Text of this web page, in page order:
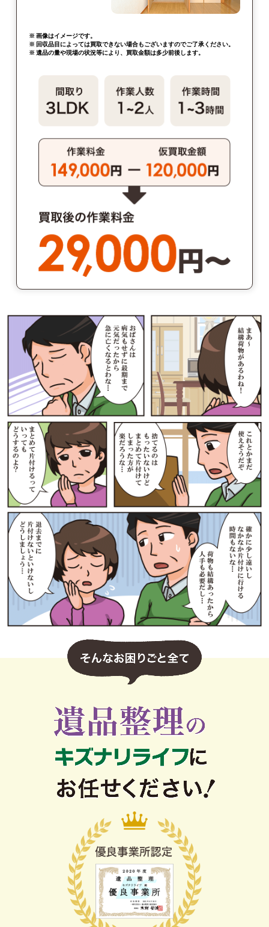
※ 画像はイメージです。
※ 回収品目によっては買取できない場合もございますのでご了承ください。
※ 遺品の量や現場の状況等により、買取金額は多少前後します。